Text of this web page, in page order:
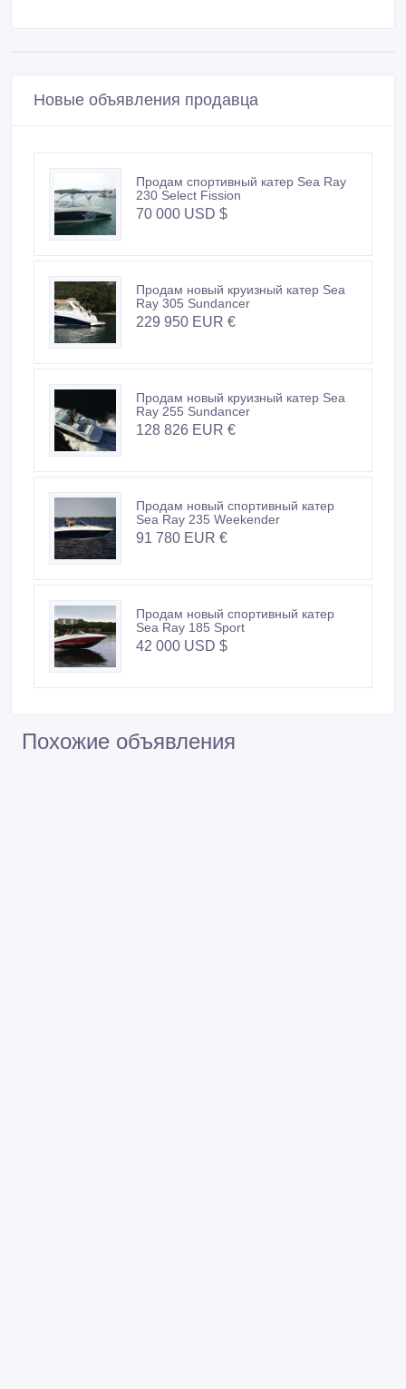
Новые объявления продавца
Продам спортивный катер Sea Ray
230 Select Fission
70 000 USD $
Продам новый круизный катер Sea
Ray 305 Sundancer
229 950 EUR €
Продам новый круизный катер Sea
Ray 255 Sundancer
128 826 EUR €
Продам новый спортивный катер
Sea Ray 235 Weekender
91 780 EUR €
Продам новый спортивный катер
Sea Ray 185 Sport
42 000 USD $
Похожие объявления